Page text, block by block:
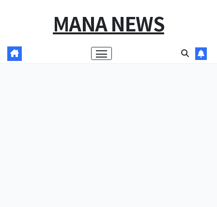
MANA NEWS